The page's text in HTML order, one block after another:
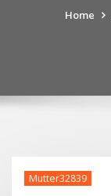
Home
Mutter32839